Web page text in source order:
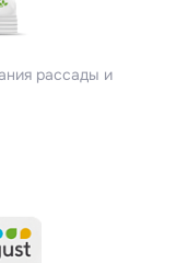
рассады и